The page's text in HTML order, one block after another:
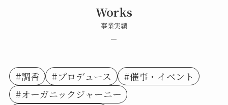
Works
事業実績
–
#調香 #プロデュース
#催事・イベント
#オーガニックジャーニー